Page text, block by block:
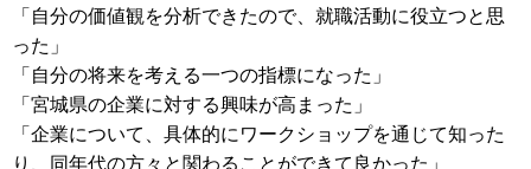
「自分の価値観を分析できたので、就職活動に役立つと思
った」
「自分の将来を考える一つの指標になった」
「宮城県の企業に対する興味が高まった」
「企業について、具体的にワークショップを通じて知った
り、同年代の方々と関わることができて良かった」